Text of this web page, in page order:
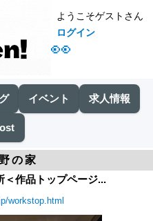
👀
ようこそゲストさん
ログイン
イベント 求人情報
の家
＜作品トップページ...
workstop.html